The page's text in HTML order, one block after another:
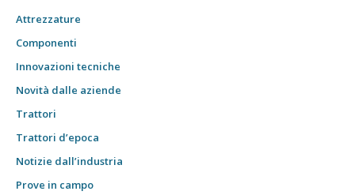
Attrezzature
Componenti
Innovazioni tecniche
Novità dalle aziende
Trattori
Trattori d’epoca
Notizie dall’industria
Prove in campo